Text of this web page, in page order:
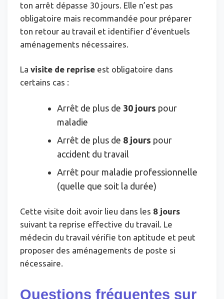
ton arrêt dépasse 30 jours. Elle n’est pas
obligatoire mais recommandée pour préparer
ton retour au travail et identifier d’éventuels
aménagements nécessaires.
La visite de reprise est obligatoire dans
certains cas :
Arrêt de plus de 30 jours pour
maladie
Arrêt de plus de 8 jours pour
accident du travail
Arrêt pour maladie professionnelle
(quelle que soit la durée)
Cette visite doit avoir lieu dans les 8 jours
suivant ta reprise effective du travail. Le
médecin du travail vérifie ton aptitude et peut
proposer des aménagements de poste si
nécessaire.
Questions fréquentes sur